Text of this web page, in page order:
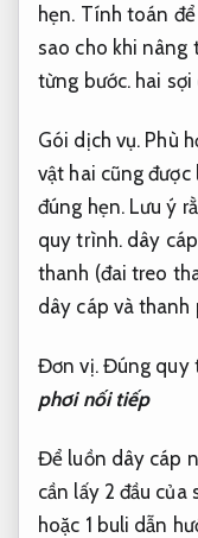
hẹn. Tính toán
sao cho khi nâng
từng bước. hai
Gói dịch vụ. Phù
vật hai cũng được
đúng hẹn.Lưu ý
quy trình. dây
thanh (đai treo
dây cáp và thanh
Đơn vị. Đúng quy
phơi nối tiếp
Để luồn dây cáp
cần lấy 2 đầu của
hoặc 1 buli dẫn